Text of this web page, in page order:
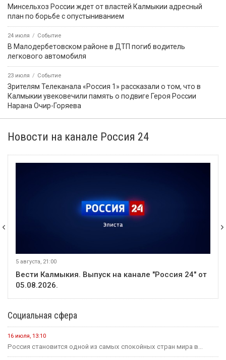
Минсельхоз России ждет от властей Калмыкии адресный
план по борьбе с опустыниванием
24 июля Событие
В Малодербетовском районе в ДТП погиб водитель
легкового автомобиля
23 июля Событие
Зрителям Телеканала «Россия 1» рассказали о том, что в
Калмыкии увековечили память о подвиге Героя России
Нарана Очир-Горяева
Новости на канале Россия 24
5 августа, 21:00
Вести Калмыкия. Выпуск на канале "Россия 24" от
05.08.2026.
Социальная сфера
16 июля, 13:10
Россия становится одной из самых спокойных стран мира в...